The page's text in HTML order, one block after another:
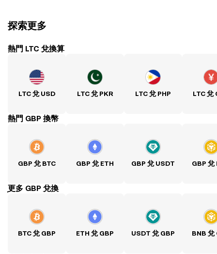
探索更多
熱門 LTC 兌換算
LTC 兌 USD LTC 兌 PKR LTC 兌 PHP LTC 兌
熱門 GBP 換幣
GBP 兌 BTC GBP 兌 ETH GBP 兌 USDT GBP 兌
ִִִִִִִִִִִִִִִִִִִִִִִִִִִִִִִִִִִִִִִִִִִִִִִִ更多 GBP 兌換
BTC 兌 GBP ETH 兌 GBP USDT 兌 GBP BNB 兌